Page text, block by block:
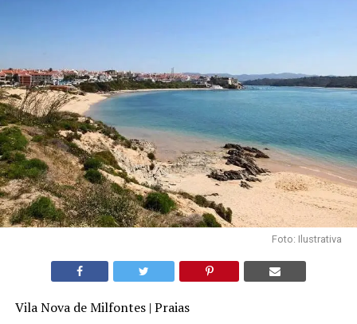
Foto: Ilustrativa
Vila Nova de Milfontes | Praias